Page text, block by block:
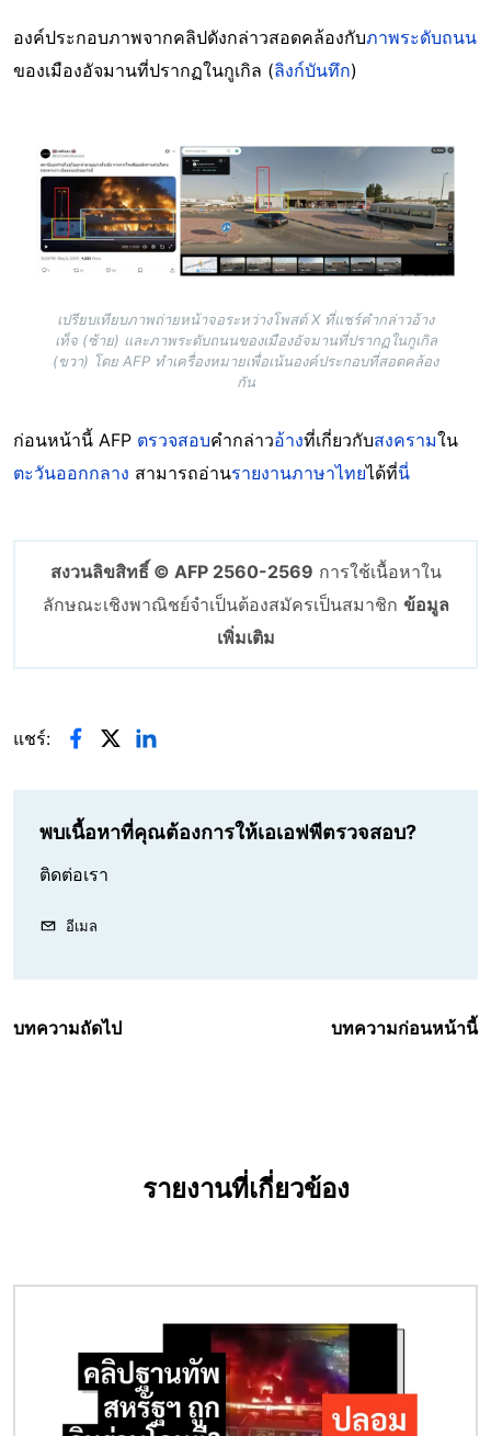
องค์ประกอบภาพจากคลิปดังกล่าวสอดคล้องกับภาพระดับถนน
ของเมืองอัจมานที่ปรากฏในกูเกิล (ลิงก์บันทึก)
Image
เปรียบเทียบภาพถ่ายหน้าจอระหว่างโพสต์ X ที่แชร์คำกล่าวอ้าง
เท็จ (ซ้าย) และภาพระดับถนนของเมืองอัจมานที่ปรากฏในกูเกิล
(ขวา) โดย AFP ทำเครื่องหมายเพื่อเน้นองค์ประกอบที่สอดคล้อง
กัน
ก่อนหน้านี้ AFP ตรวจสอบคำกล่าวอ้างที่เกี่ยวกับสงครามใน
ตะวันออกกลาง สามารถอ่านรายงานภาษาไทยได้ที่นี่
สงวนลิขสิทธิ์ © AFP 2560-2569 การใช้เนื้อหาใน
ลักษณะเชิงพาณิชย์จำเป็นต้องสมัครเป็นสมาชิก ข้อมูล
เพิ่มเติม
แชร์:
พบเนื้อหาที่คุณต้องการให้เอเอฟพีตรวจสอบ?
ติดต่อเรา
อีเมล
บทความถัดไป บทความก่อนหน้านี้
รายงานที่เกี่ยวข้อง